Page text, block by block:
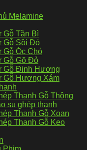
Melamine
Gỗ Tần Bì
Gỗ Sồi Đỏ
Gỗ Óc Chó
Gỗ Gõ Đỏ
Gỗ Đinh Hương
Gỗ Hương Xám
Thanh Gỗ Thông
su ghép thanh
Thanh Gỗ Xoan
Thanh Gỗ Keo